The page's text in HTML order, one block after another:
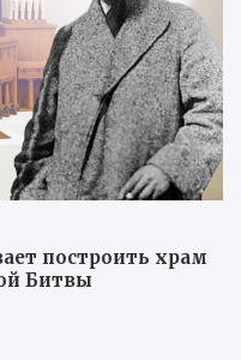
построить храм
Битвы